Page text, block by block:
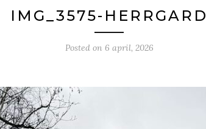
IMG_3575-HERRGARD
Posted on 6 april, 2026